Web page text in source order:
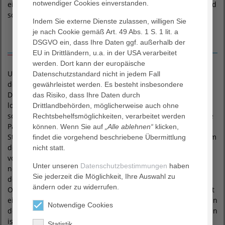
eine HIPEC-Therapie die Bauchwasserbildung reduzieren und
so die Lebensqualität der Patienten wegweisend verbessern.
Kontraindikationen
Unter Kontraindikationen versteht man Bedingungen, unter
denen die HIPEC-Therapie nicht durchgeführt werden sollte.
Dies kann zum einen bei einem zu weit fortgeschrittenen
lokalen Tumorwachstum, zum anderen auch bei einem zu
schlechten Allgemeinzustand des Patienten der Fall sein. Die
Patienten werden auf Herz-, Lungen- Nieren- oder
Stoffwechselerkankungen vor einer Operation untersucht, um
den Patienten optimal auf diese anstrengende Operation
vorzubereiten. Als Universitätsklinik haben wir dafür alle
notwendigen Kollegen zur Stelle. Finden sich zum Zeitpunkt
der Diagnosestellung und Untersuchung zur HIPEC-Therapie
Organmetastasen (z.B. Leber- oder Lungenmetastasen) ist oft
eine HIPEC-Therapie ebenfalls nicht mehr durchführbar, da in
der Regel dann keine Verbesserung der Prognose zu erwarten
ist.
notwendiger Cookies einverstanden.
Indem Sie externe Dienste zulassen, willigen Sie
je nach Cookie gemäß Art. 49 Abs. 1 S. 1 lit. a
DSGVO ein, dass Ihre Daten ggf. außerhalb der
EU in Drittländern, u.a. in der USA verarbeitet
werden. Dort kann der europäische
Datenschutzstandard nicht in jedem Fall
gewährleistet werden. Es besteht insbesondere
das Risiko, dass Ihre Daten durch
Drittlandbehörden, möglicherweise auch ohne
Rechtsbehelfsmöglichkeiten, verarbeitet werden
können. Wenn Sie auf „Alle ablehnen“ klicken,
findet die vorgehend beschriebene Übermittlung
nicht statt.
Unter unseren Datenschutzbestimmungen haben
Sie jederzeit die Möglichkeit, Ihre Auswahl zu
ändern oder zu widerrufen.
Notwendige Cookies